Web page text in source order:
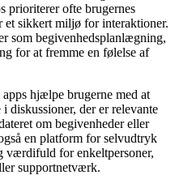
prioriterer ofte brugernes
sikkert miljø for interaktioner.
som begivenhedsplanlægning,
for at fremme en følelse af
hjælpe brugerne med at
diskussioner, der er relevante
om begivenheder eller
en platform for selvudtryk
værdifuld for enkeltpersoner,
supportnetværk.